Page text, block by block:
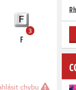
3
F
chybu